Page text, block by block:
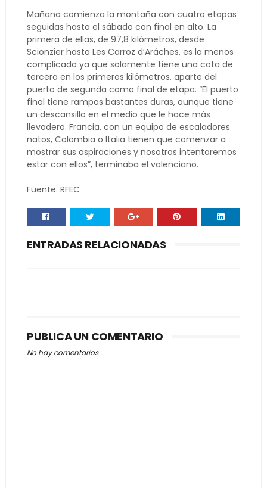
Mañana comienza la montaña con cuatro etapas
seguidas hasta el sábado con final en alto. La
primera de ellas, de 97,8 kilómetros, desde
Scionzier hasta Les Carroz d’Arâches, es la menos
complicada ya que solamente tiene una cota de
tercera en los primeros kilómetros, aparte del
puerto de segunda como final de etapa. “El puerto
final tiene rampas bastantes duras, aunque tiene
un descansillo en el medio que le hace más
llevadero. Francia, con un equipo de escaladores
natos, Colombia o Italia tienen que comenzar a
mostrar sus aspiraciones y nosotros intentaremos
estar con ellos”, terminaba el valenciano.
Fuente: RFEC
ENTRADAS RELACIONADAS
PUBLICA UN COMENTARIO
No hay comentarios